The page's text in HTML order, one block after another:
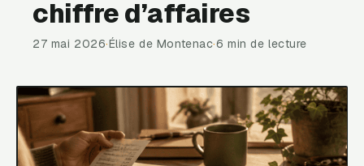
chiffre d’affaires
27 mai 2026·Élise de Montenac·6 min de lecture